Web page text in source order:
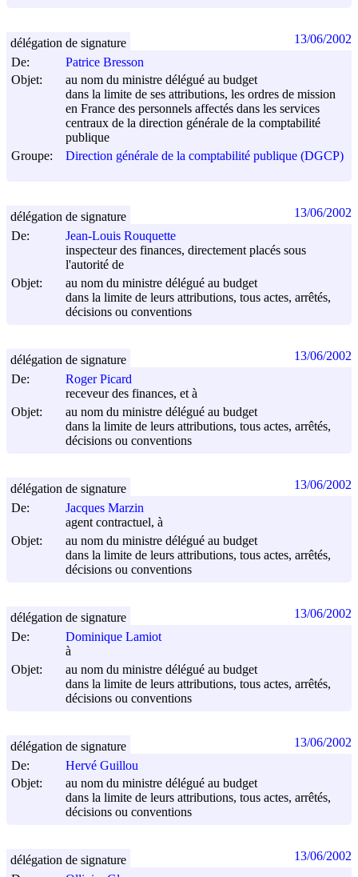
De:
Patrice Bresson
Objet:
au nom du ministre délégué au budget
dans la limite de ses attributions, les ordres de mission
en France des personnels affectés dans les services
centraux de la direction générale de la comptabilité
publique
Groupe:
Direction générale de la comptabilité publique (DGCP)
délégation de signature 13/06/2002
De:
Jean-Louis Rouquette
inspecteur des finances, directement placés sous
l'autorité de
Objet:
au nom du ministre délégué au budget
dans la limite de leurs attributions, tous actes, arrêtés,
décisions ou conventions
délégation de signature 13/06/2002
De:
Roger Picard
receveur des finances, et à
Objet:
au nom du ministre délégué au budget
dans la limite de leurs attributions, tous actes, arrêtés,
décisions ou conventions
délégation de signature 13/06/2002
De:
Jacques Marzin
agent contractuel, à
Objet:
au nom du ministre délégué au budget
dans la limite de leurs attributions, tous actes, arrêtés,
décisions ou conventions
délégation de signature 13/06/2002
De:
Dominique Lamiot
à
Objet:
au nom du ministre délégué au budget
dans la limite de leurs attributions, tous actes, arrêtés,
décisions ou conventions
délégation de signature 13/06/2002
De:
Hervé Guillou
Objet:
au nom du ministre délégué au budget
dans la limite de leurs attributions, tous actes, arrêtés,
décisions ou conventions
délégation de signature 13/06/2002
délégation de signature 13/06/2002